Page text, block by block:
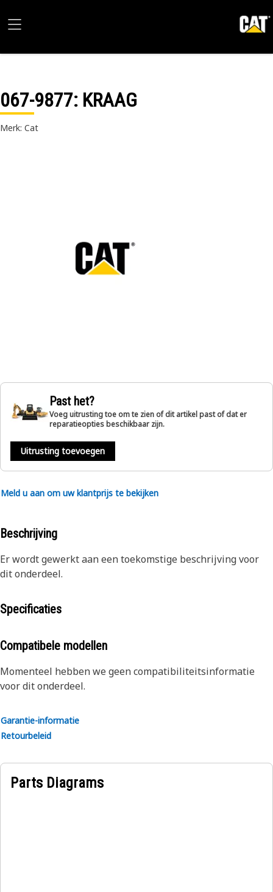
067-9877: KRAAG
Merk: Cat
Past het?
Voeg uitrusting toe om te zien of dit artikel past of dat er
reparatieopties beschikbaar zijn.
Uitrusting toevoegen
Meld u aan om uw klantprijs te bekijken
Beschrijving
Er wordt gewerkt aan een toekomstige beschrijving voor
dit onderdeel.
Specificaties
Compatibele modellen
Momenteel hebben we geen compatibiliteitsinformatie
voor dit onderdeel.
Garantie-informatie
Retourbeleid
Parts Diagrams